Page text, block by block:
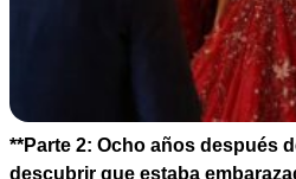
**Parte 2: Ocho años después
descubrir que estaba